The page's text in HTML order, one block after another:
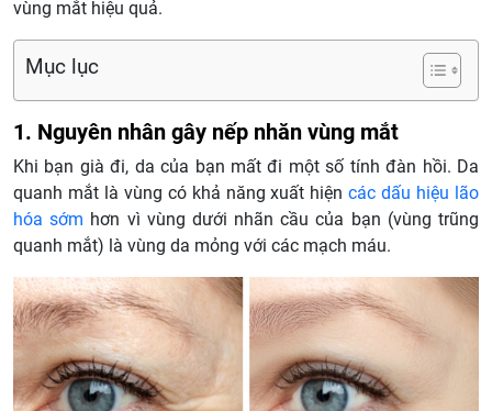
vùng mắt hiệu quả.
Mục lục
1. Nguyên nhân gây nếp nhăn vùng mắt
Khi bạn già đi, da của bạn mất đi một số tính đàn hồi. Da
quanh mắt là vùng có khả năng xuất hiệncác dấu hiệu lão
hóa sớm hơn vì vùng dưới nhãn cầu của bạn (vùng trũng
quanh mắt) là vùng da mỏng với các mạch máu.